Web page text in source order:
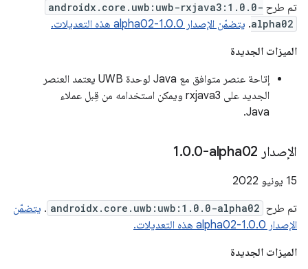
تم طرح androidx.core.uwb:uwb-rxjava3:1.0.0-
alpha02
. يتضمّن الإصدار 1.0.0-alpha02 هذه التعديلات.
الميزات الجديدة
إتاحة عنصر متوافق مع Java لوحدة UWB يعتمد العنصر
الجديد على rxjava3 ويمكن استخدامه من قِبل عملاء
Java.
الإصدار ‎1 .0.0-alpha02
‫15 يونيو 2022
تم طرح androidx.core.uwb:uwb:1.0.0-alpha02
. يتضمّن
الإصدار 1.0.0-alpha02 هذه التعديلات.
الميزات الجديدة